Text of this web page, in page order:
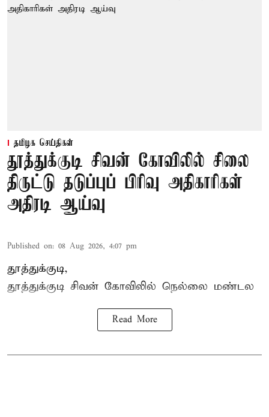
தமிழக செய்திகள்
தூத்துக்குடி சிவன் கோவிலில் சிலை
திருட்டு தடுப்புப் பிரிவு அதிகாரிகள்
அதிரடி ஆய்வு
Published on: 08 Aug 2026, 4:07 pm
தூத்துக்குடி,
தூத்துக்குடி சிவன் கோவிலில் நெல்லை மண்டல
Read More